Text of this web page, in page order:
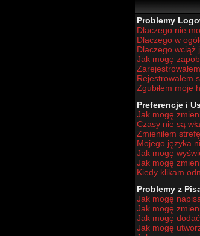
Problemy
Dlaczego nie
Dlaczego w
Dlaczego wciąż
Jak mogę
Rejestrowałem
Zgubiłem moje
Preferencje i
Jak mogę
Czasy nie są
Zmieniłem
Mojego języka
Jak mogę
Jak mogę
Kiedy klikam
Problemy z
Jak mogę
Jak mogę
Jak mogę
Jak mogę